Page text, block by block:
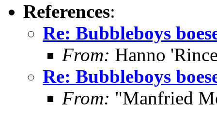
References:
Re: Bubbleboys
From: Hanno
Re: Bubbleboys
From: "Manfried